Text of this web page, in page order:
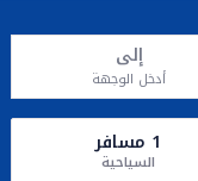
إلى
أدخل الوجهة
1 مسافر
السياحية